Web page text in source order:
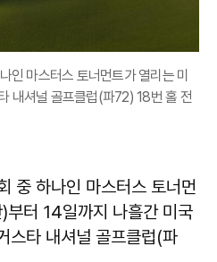
인 마스터스 토너먼트가 열리는 미
내셔널 골프클럽(파72) 18번 홀 전
중 하나인 마스터스 토너먼
부터 14일까지 나흘간 미국
스타 내셔널 골프클럽(파